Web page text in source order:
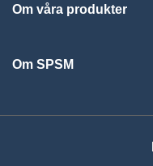
Om våra produkter
Om SPSM